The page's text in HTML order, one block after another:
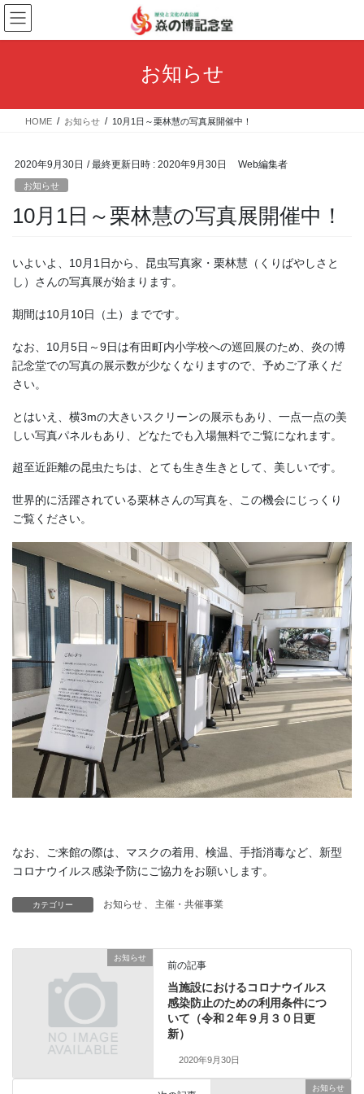
コ
ン
テ
ス
ナ
ビ
ゲ
ン
お知らせ
HOME お知らせ 10月1日～栗林慧の写真展開催中！
2020年9月30日 / 最終更新日時 : 2020年9月30日 Web編集者
お知らせ
10月1日～栗林慧の写真展開催中！
いよいよ、10月1日から、昆虫写真家・栗林慧（くりばやしさと
し）さんの写真展が始まります。
期間は10月10日（土）までです。
なお、10月5日～9日は有田町内小学校への巡回展のため、炎の博
記念堂での写真の展示数が少なくなりますので、予めご了承くだ
さい。
とはいえ、横3mの大きいスクリーンの展示もあり、一点一点の美
しい写真パネルもあり、どなたでも入場無料でご覧になれます。
超至近距離の昆虫たちは、とても生き生きとして、美しいです。
世界的に活躍されている栗林さんの写真を、この機会にじっくり
ご覧ください。
なお、ご来館の際は、マスクの着用、検温、手指消毒など、新型
コロナウイルス感染予防にご協力をお願いします。
カテゴリー お知らせ 、 主催・共催事業
お知らせ
前の記事
当施設におけるコロナウイルス
感染防止のための利用条件につ
いて（令和２年９月３０日更
新）
2020年9月30日
お知らせ